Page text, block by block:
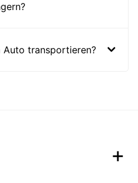
Auto transportieren?